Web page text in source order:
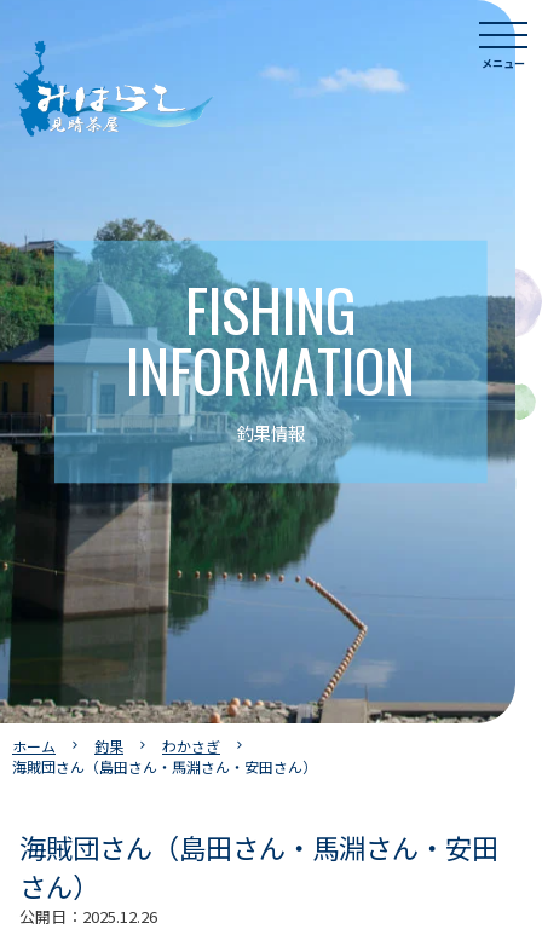
content
メニュー
FISHING
INFORMATION
釣果情報
ホーム 釣果
わかさぎ
海賊団さん（島田さん・馬淵さん・安田さん）
海賊団さん（島田さん・馬淵さん・安田
さん）
公開日： 2025.12.26